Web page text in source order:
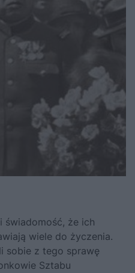
świadomość, że ich
wiele do życzenia.
sobie z tego sprawę
Sztabu